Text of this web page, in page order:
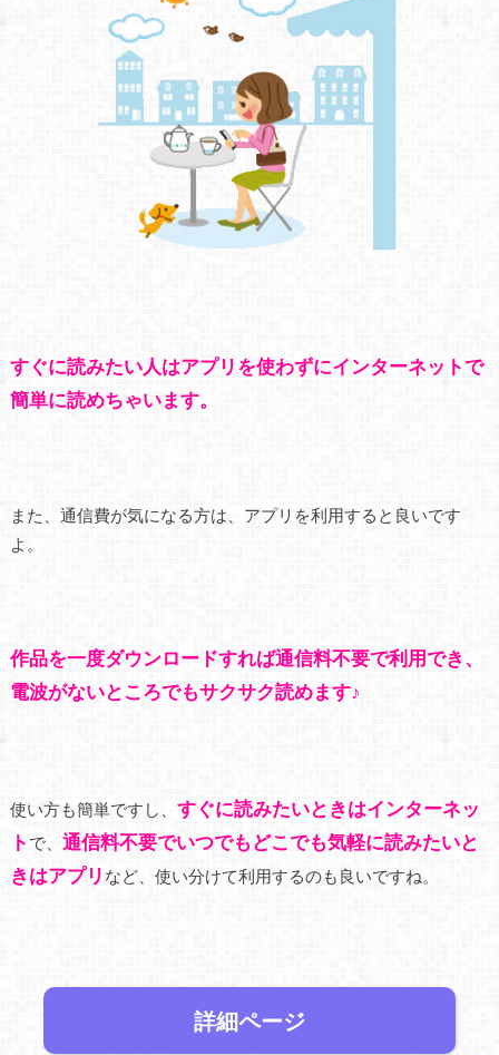
すぐに読みたい人はアプリを使わずにインターネットで
簡単に読めちゃいます。
また、通信費が気になる方は、アプリを利用すると良いです
よ。
作品を一度ダウンロードすれば通信料不要で利用でき、
電波がないところでもサクサク読めます♪
使い方も簡単ですし、 すぐに読みたいときはインターネッ
ト で、 通信料不要でいつでもどこでも気軽に読みたいと
きはアプリ など、使い分けて利用するのも良いですね。
詳細ページ